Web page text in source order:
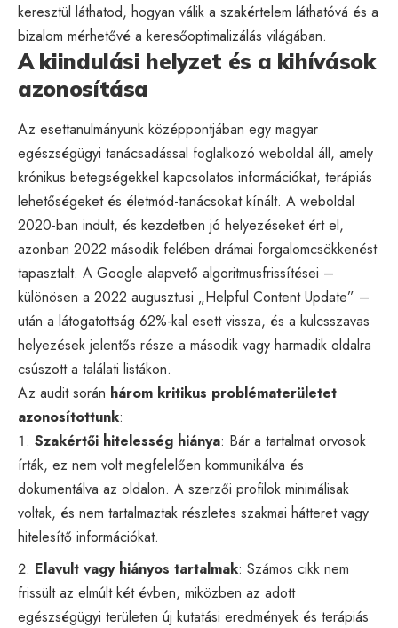
keresztül láthatod, hogyan válik a szakértelem láthatóvá és a
bizalom mérhetővé a keresőoptimalizálás világában.
A kiindulási helyzet és a kihívások
azonosítása
Az esettanulmányunk középpontjában egy magyar
egészségügyi tanácsadással foglalkozó weboldal áll, amely
krónikus betegségekkel kapcsolatos információkat, terápiás
lehetőségeket és életmód-tanácsokat kínált. A weboldal
2020-ban indult, és kezdetben jó helyezéseket ért el,
azonban 2022 második felében drámai forgalomcsökkenést
tapasztalt. A Google alapvető algoritmusfrissítései –
különösen a 2022 augusztusi „Helpful Content Update” –
után a látogatottság 62%-kal esett vissza, és a kulcsszavas
helyezések jelentős része a második vagy harmadik oldalra
csúszott a találati listákon.
Az audit során három kritikus problématerületet
azonosítottunk:
Szakértői hitelesség hiánya: Bár a tartalmat orvosok
írták, ez nem volt megfelelően kommunikálva és
dokumentálva az oldalon. A szerzői profilok minimálisak
voltak, és nem tartalmaztak részletes szakmai hátteret vagy
hitelesítő információkat.
Elavult vagy hiányos tartalmak: Számos cikk nem
frissült az elmúlt két évben, miközben az adott
egészségügyi területen új kutatási eredmények és terápiás